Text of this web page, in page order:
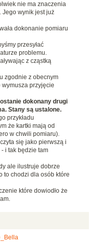
nie ma znaczenia
Jego wynik jest już
dokonanie pomiaru
przesyłać
problemu.
z cząstką
zgodnie z obecnym
przyjęcie
dokonany drugi
Stany są ustalone.
przykładu
że kartki mają od
w chwili pomiaru).
się jako pierwszą i
i tak będzie tam
ale ilustruje dobrze
to chodzi dla osób które
które dowiodło że